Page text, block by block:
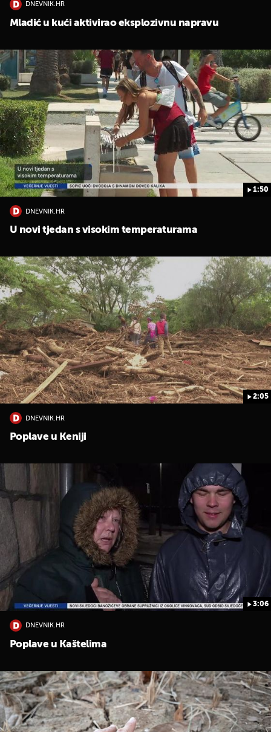
DNEVNIK.HR
Mladić u kući aktivirao eksplozivnu napravu
1:50
DNEVNIK.HR
U novi tjedan s visokim temperaturama
2:05
DNEVNIK.HR
Poplave u Keniji
3:06
DNEVNIK.HR
Poplave u Kaštelima